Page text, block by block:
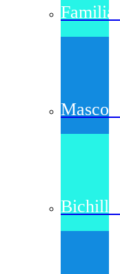
Familias
Mascotas
Bichillos